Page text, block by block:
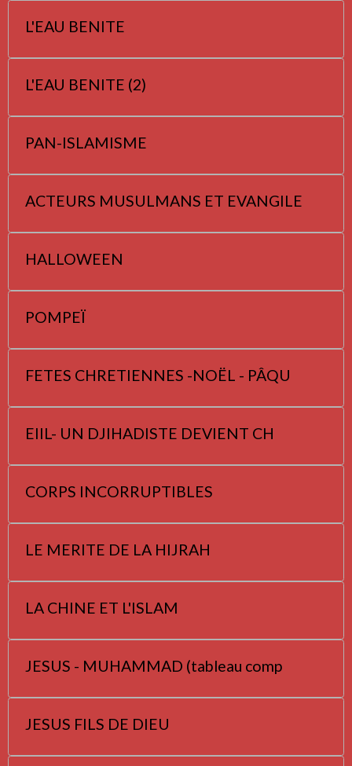
L'EAU BENITE
L'EAU BENITE (2)
PAN-ISLAMISME
ACTEURS MUSULMANS ET EVANGILE
HALLOWEEN
POMPEÏ
FETES CHRETIENNES -NOËL - PÂQU
EIIL- UN DJIHADISTE DEVIENT CH
CORPS INCORRUPTIBLES
LE MERITE DE LA HIJRAH
LA CHINE ET L'ISLAM
JESUS - MUHAMMAD (tableau comp
JESUS FILS DE DIEU